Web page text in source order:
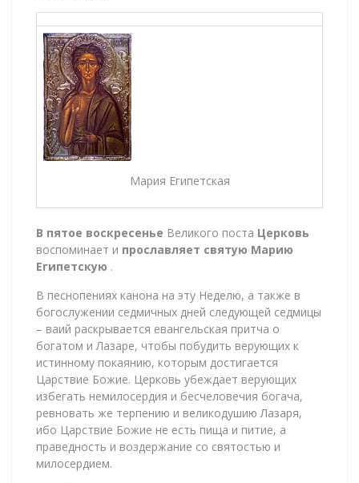
Мария Египетская
В пятое воскресенье Великого поста Церковь
воспоминает и прославляет святую Марию
Египетскую .
В песнопениях канона на эту Неделю, а также в
богослужении седмичных дней следующей седмицы
– ваий раскрывается евангельская притча о
богатом и Лазаре, чтобы побудить верующих к
истинному покаянию, которым достигается
Царствие Божие. Церковь убеждает верующих
избегать немилосердия и бесчеловечия богача,
ревновать же терпению и великодушию Лазаря,
ибо Царствие Божие не есть пища и питие, а
праведность и воздержание со святостью и
милосердием.